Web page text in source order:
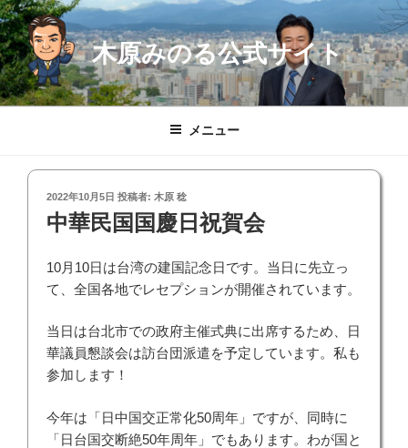
コ
ン
テ
ン
ツ
木原みのる公式サイト
メニュー
投
日:
2022年10月5日 投稿者: 木原 稔
中華民国国慶日祝賀会
10月10日は台湾の建国記念日です。当日に先立っ
て、全国各地でレセプションが開催されています。
当日は台北市での政府主催式典に出席するため、日
華議員懇談会は訪台団派遣を予定しています。私も
参加します！
今年は「日中国交正常化50周年」ですが、同時に
「日台国交断絶50年周年」でもあります。わが国と